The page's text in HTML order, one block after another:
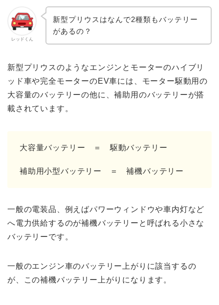
レッドくん
新型プリウスはなんで2種類もバッテリー
があるの？
新型プリウスのようなエンジンとモーターのハイブリ
ッド車や完全モーターのEV車には、モーター駆動用の
大容量のバッテリーの他に、補助用のバッテリーが搭
載されています。
大容量バッテリー ＝ 駆動バッテリー
補助用小型バッテリー ＝ 補機バッテリー
一般の電装品、例えばパワーウィンドウや車内灯など
へ電力供給するのが補機バッテリーと呼ばれる小さな
バッテリーです。
一般のエンジン車のバッテリー上がりに該当するの
が、この補機バッテリー上がりになります。